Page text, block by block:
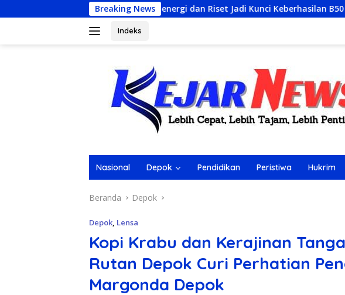
ke
Breaking News
Bioenergi dan Riset Jadi Kunci Keberhasilan B50 Melampaui Profesi :
Indeks
Nasional Depok Pendidikan Peristiwa Hukrim
Beranda Depok
Depok, Lensa
Kopi Krabu dan Kerajinan
Rutan Depok Curi Perhatian
Margonda Depok